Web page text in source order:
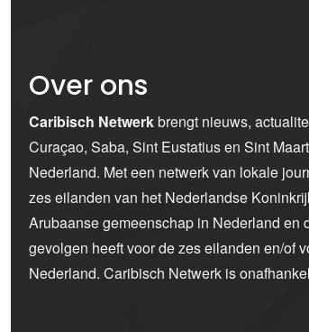
Over ons
Caribisch Netwerkbrengt nieuws,
Curaçao, Saba, Sint Eustatius en Sint
Nederland. Met een netwerk van lokale
zes eilanden van het Nederlandse
Arubaanse gemeenschap in Nederland
gevolgen heeft voor de zes eilanden en/of
Nederland. Caribisch Netwerk is